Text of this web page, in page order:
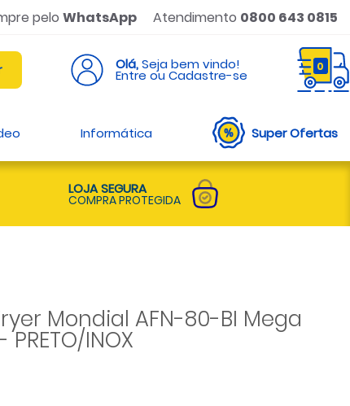
pelo WhatsApp Atendimento 0800 643 0815
Olá,Seja bem vindo!
Entre ou Cadastre-se
0
Informática Super Ofertas
LOJA SEGURA
COMPRA PROTEGIDA
Mondial AFN-80-BI Mega
INOX